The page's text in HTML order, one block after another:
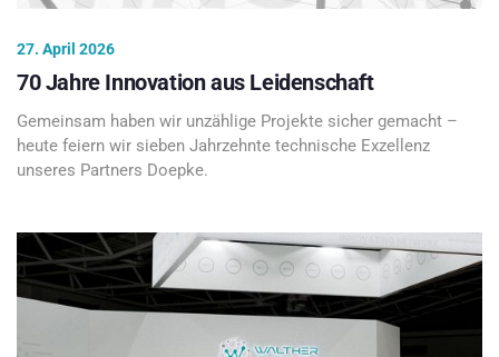
27. April 2026
70 Jahre Innovation aus Leidenschaft
Gemeinsam haben wir unzählige Projekte sicher gemacht –
heute feiern wir sieben Jahrzehnte technische Exzellenz
unseres Partners Doepke.